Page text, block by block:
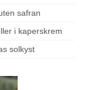
safran
i kaperskrem
solkyst